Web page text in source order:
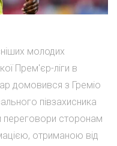
молодих
Прем'єр-ліги в
домовився з Греміо
півзахисника
переговори сторонам
отриманою від